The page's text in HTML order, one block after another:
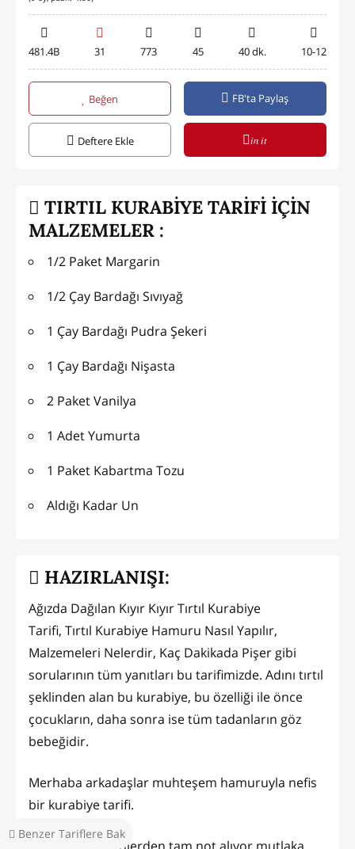
Benzer Tariflere Bak
481.4B 31 773 45 40 dk. 10-12
Beğen FB'ta Paylaş
Deftere Ekle in it
TIRTIL KURABİYE TARİFİ İÇİN
MALZEMELER :
1/2 Paket Margarin
1/2 Çay Bardağı Sıvıyağ
1 Çay Bardağı Pudra Şekeri
1 Çay Bardağı Nişasta
2 Paket Vanilya
1 Adet Yumurta
1 Paket Kabartma Tozu
Aldığı Kadar Un
HAZIRLANIŞI:
Ağızda Dağılan Kıyır Kıyır Tırtıl Kurabiye
Tarifi, Tırtıl Kurabiye Hamuru Nasıl Yapılır,
Malzemeleri Nelerdir, Kaç Dakikada Pişer gibi
sorularının tüm yanıtları bu tarifimizde. Adını tırtıl
şeklinden alan bu kurabiye, bu özelliği ile önce
çocukların, daha sonra ise tüm tadanların göz
bebeğidir.
Merhaba arkadaşlar muhteşem hamuruyla nefis
bir kurabiye tarifi.